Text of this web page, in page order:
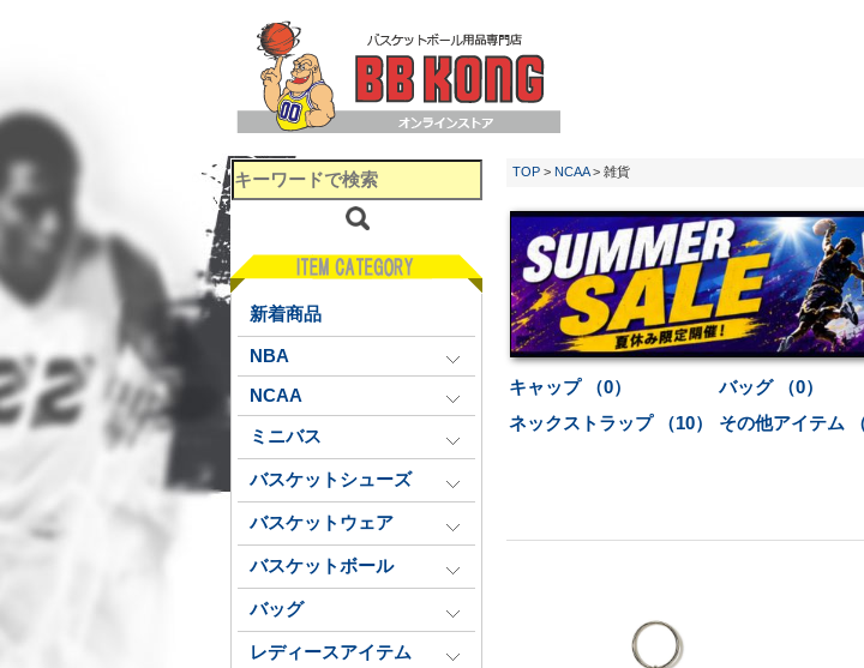
新着商品
NBA
NCAA
ミニバス
バスケットシューズ
バスケットウェア
バスケットボール
バッグ
レディースアイテム
TOP > NCAA> 雑貨
キャップ （0） バッグ （0）
ネックストラップ （10）
その他アイテム （